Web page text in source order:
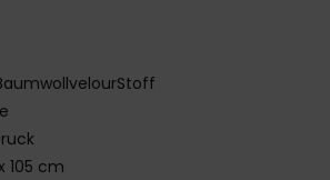
105 cm